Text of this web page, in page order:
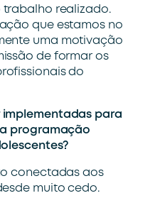
trabalho realizado.
que estamos no
uma motivação
de formar os
do
implementadas para
programação
conectadas aos
muito cedo.